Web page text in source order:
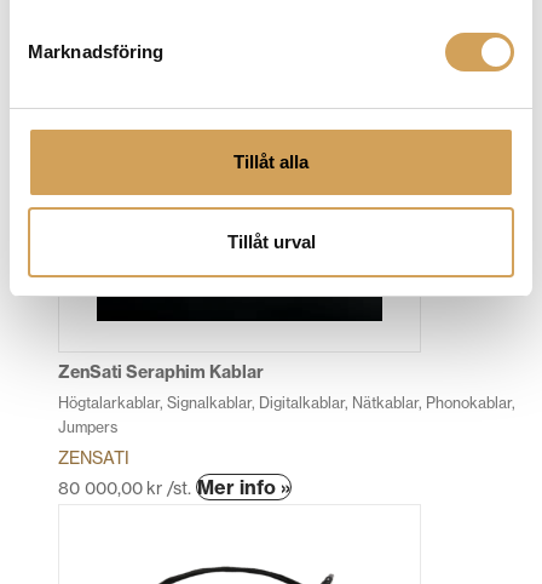
Marknadsföring
Tillåt alla
Tillåt urval
har
varianter.
De
alternativen
kan
ZenSati Seraphim Kablar
Högtalarkablar, Signalkablar, Digitalkablar, Nätkablar, Phonokablar,
Jumpers
ZENSATI
80 000,00 kr /st. Mer info »Den